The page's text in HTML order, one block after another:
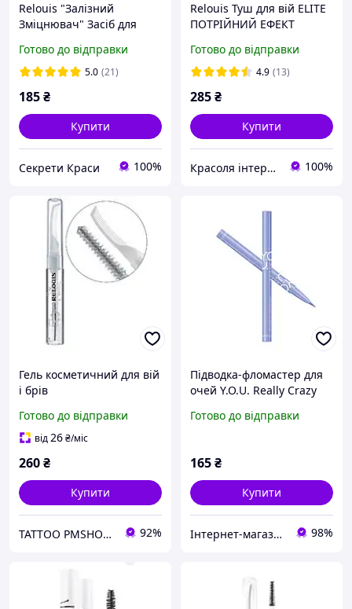
Relouis "Залізний
Зміцнювач" Засіб для
12 г
Готово до відправки
5.0 (21)
185₴
Купити
Секрети Краси 100%
Relouis Туш для вій ELITE
ПОТРІЙНИЙ ЕФЕКТ
Готово до відправки
4.9 (13)
285₴
Купити
Красоля інтернет-магазин 100%
Гель косметичний для вій
і брів
Готово до відправки
від26₴/міс
260₴
Купити
TATTOO PMSHOP ТАТУШЕЧКА 92%
Підводка-фломастер для
очей Y.O.U. Really Crazy
фіолетовий 03 Purple
Готово до відправки
165₴
Купити
Інтернет-магазин косметики "Lushlume" 98%